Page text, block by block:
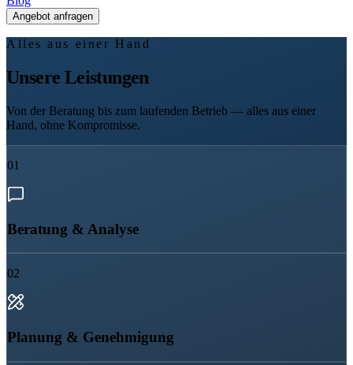
Angebot anfragen
Alles aus einer Hand
Unsere Leistungen
Von der Beratung bis zum laufenden Betrieb — alles aus einer
Hand, ohne Kompromisse.
01
Beratung & Analyse
02
Planung & Genehmigung